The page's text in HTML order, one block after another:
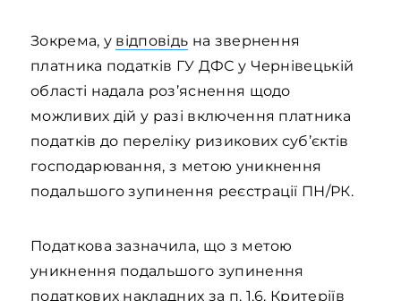
Зокрема, у відповідь на звернення
платника податків ГУ ДФС у Чернівецькій
області надала роз’яснення щодо
можливих дій у разі включення платника
податків до переліку ризикових суб’єктів
господарювання, з метою уникнення
подальшого зупинення реєстрації ПН/РК.
Податкова зазначила, що з метою
уникнення подальшого зупинення
податкових накладних за п. 1.6. Критеріїв